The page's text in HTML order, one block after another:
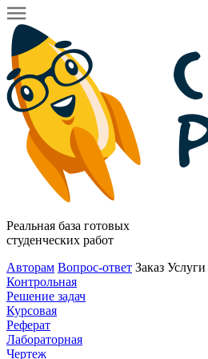
Реальная база готовых
студенческих работ
Авторам Вопрос-ответ Заказ Услуги
Контрольная
Решение задач
Курсовая
Реферат
Лабораторная
Чертеж